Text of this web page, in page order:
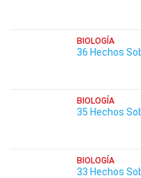
BIOLOGÍA
36 Hechos
BIOLOGÍA
35 Hechos
BIOLOGÍA
33 Hechos